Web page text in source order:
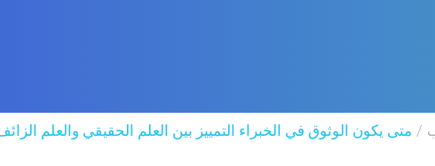
متى يكون الوثوق في الخبراء التمييز بين العلم الحقيقي والعلم